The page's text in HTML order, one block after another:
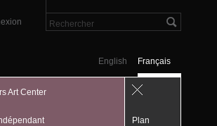
Français
English
Art Center
Plan